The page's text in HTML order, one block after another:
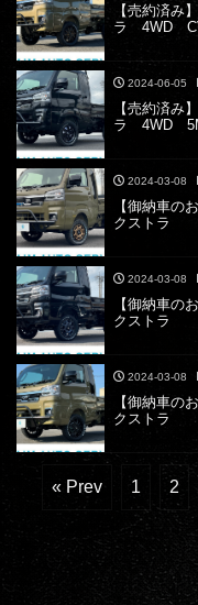
【売約済み
ラ 4WD
2024-06-05
【売約済み
ラ 4WD
2024-03-08
【御納車の
クス
2024-03-08
【御納車の
クス
2024-03-08
【御納車の
クス
« Prev 1 2